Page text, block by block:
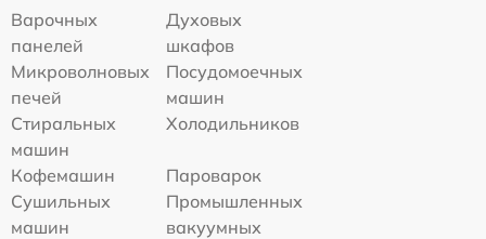
Варочных
панелей
Духовых
шкафов
Микроволновых
печей
Посудомоечных
машин
Стиральных
машин
Холодильников
Кофемашин
Пароварок
Сушильных
машин
Промышленных
вакуумных